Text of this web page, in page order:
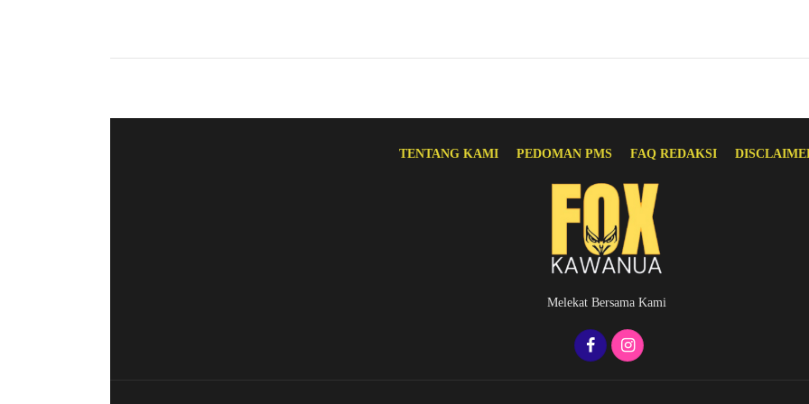
TENTANG KAMI PEDOMAN PMS FAQ REDAKSI
Melekat Bersama Kami